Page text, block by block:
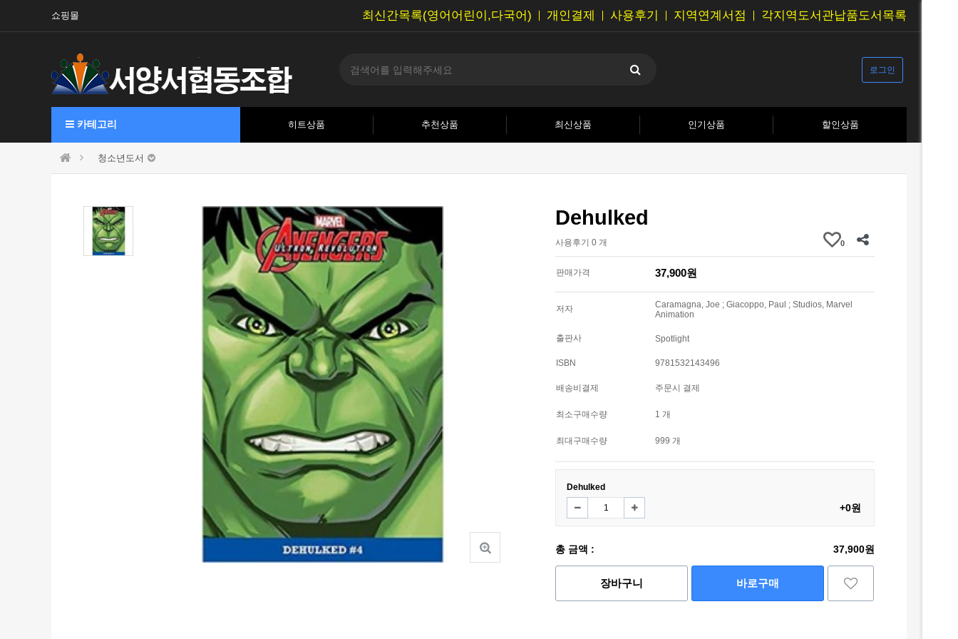
쇼핑몰 최신간목록(영어어린이,다국어) 개인결제 사용후기 지역연계서점 각지역도서관납품도서목록
로그인
카테고리 히트상품 추천상품 최신상품 인기상품 할인상품
청소년도서
Dehulked
사용후기 0 개 0
판매가격 37,900원
저자
Caramagna, Joe ; Giacoppo, Paul ; Studios, Marvel
Animation
출판사 Spotlight
ISBN 9781532143496
배송비결제 주문시 결제
최소구매수량 1 개
최대구매수량 999 개
Dehulked
+0원
총 금액 : 37,900원
장바구니 바로구매